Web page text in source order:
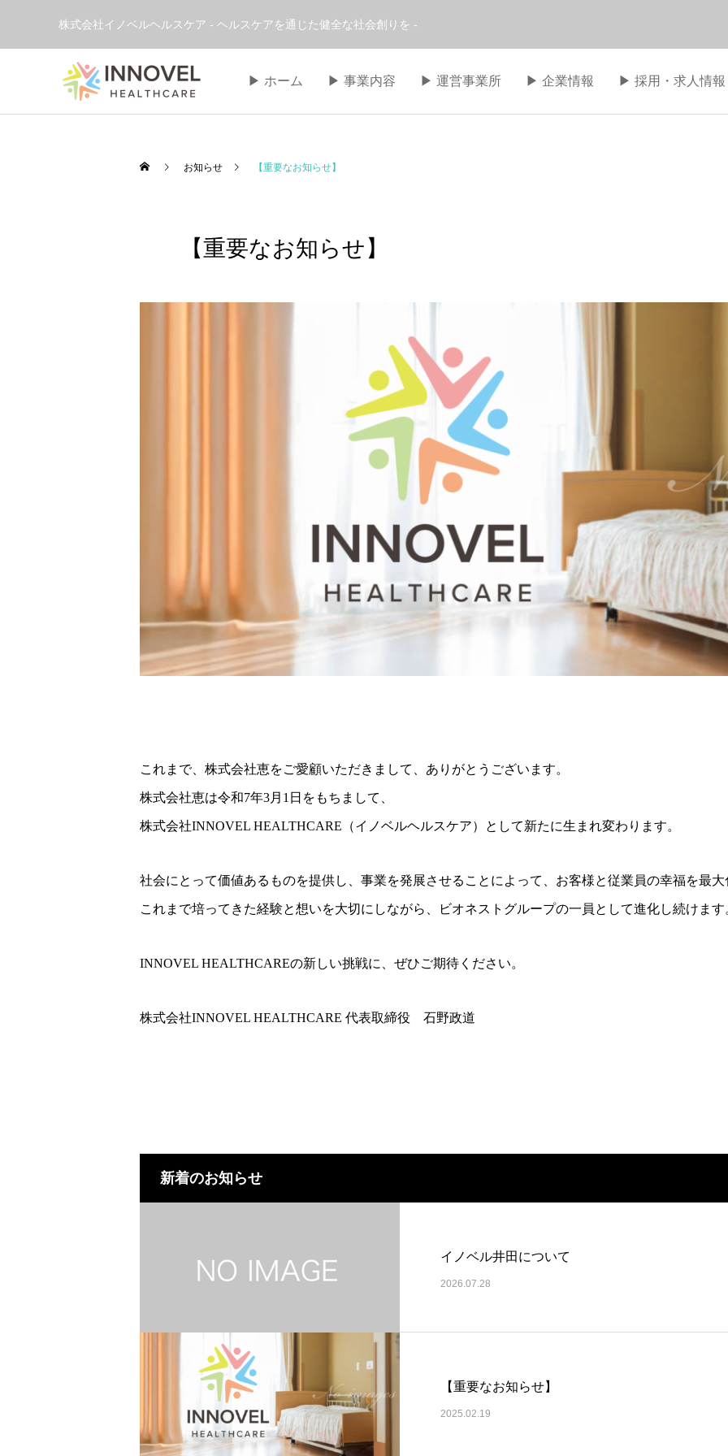
株式会社イノベルヘルスケア - ヘルスケアを通じた健全な社会創りを -
▶︎ ホーム ▶︎ 事業内容 ▶︎ 運営事業所 ▶︎ 企業情報 ▶︎ 採用・求人情報
お知らせ 【重要なお知らせ】
【重要なお知らせ】
これまで、株式会社恵をご愛顧いただきまして、ありがとうございます。
株式会社恵は令和7年3月1日をもちまして、
株式会社INNOVEL HEALTHCARE（イノベルヘルスケア）として新たに生まれ変わります。
社会にとって価値あるものを提供し、事業を発展させることによって、お客様と従業員の幸福を最大
これまで培ってきた経験と想いを大切にしながら、ビオネストグループの一員として進化し続けます
INNOVEL HEALTHCAREの新しい挑戦に、ぜひご期待ください。
株式会社INNOVEL HEALTHCARE 代表取締役 石野政道
新着のお知らせ
イノベル井田について
2026.07.28
【重要なお知らせ】
2025.02.19